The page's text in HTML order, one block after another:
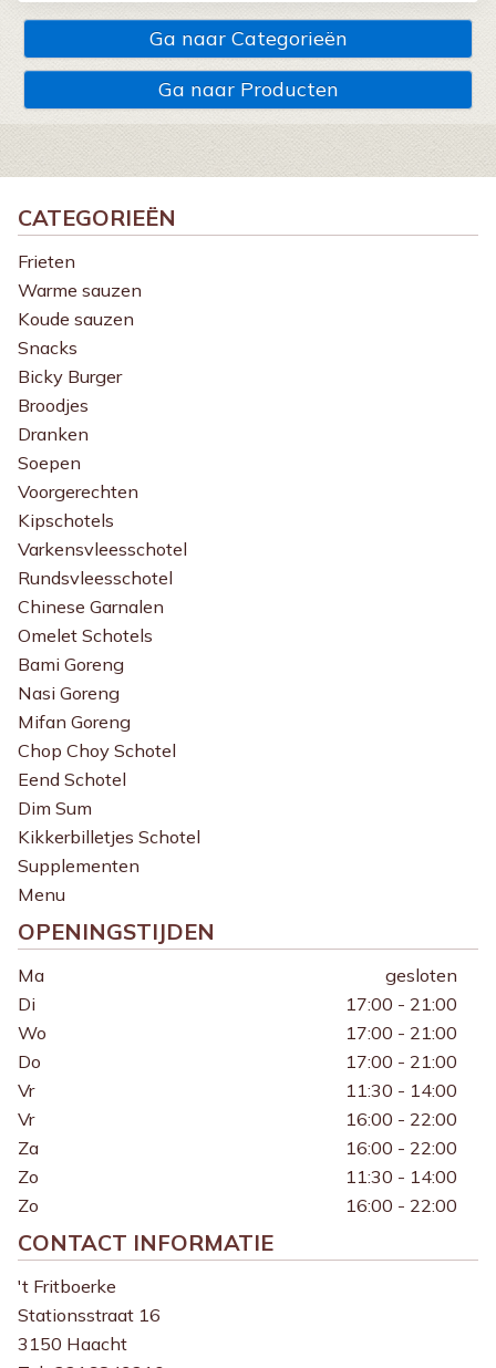
Ga naar Categorieën
Ga naar Producten
CATEGORIEËN
Frieten
Warme sauzen
Koude sauzen
Snacks
Bicky Burger
Broodjes
Dranken
Soepen
Voorgerechten
Kipschotels
Varkensvleesschotel
Rundsvleesschotel
Chinese Garnalen
Omelet Schotels
Bami Goreng
Nasi Goreng
Mifan Goreng
Chop Choy Schotel
Eend Schotel
Dim Sum
Kikkerbilletjes Schotel
Supplementen
Menu
OPENINGSTIJDEN
Ma
gesloten
Di
17:00 - 21:00
Wo
17:00 - 21:00
Do
17:00 - 21:00
Vr
11:30 - 14:00
Vr
16:00 - 22:00
Za
16:00 - 22:00
Zo
11:30 - 14:00
Zo
16:00 - 22:00
CONTACT INFORMATIE
't Fritboerke
Stationsstraat 16
3150 Haacht